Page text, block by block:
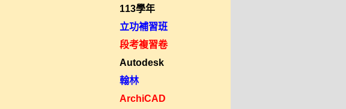
113學年
立功補習班
段考複習卷
Autodesk
翰林
ArchiCAD